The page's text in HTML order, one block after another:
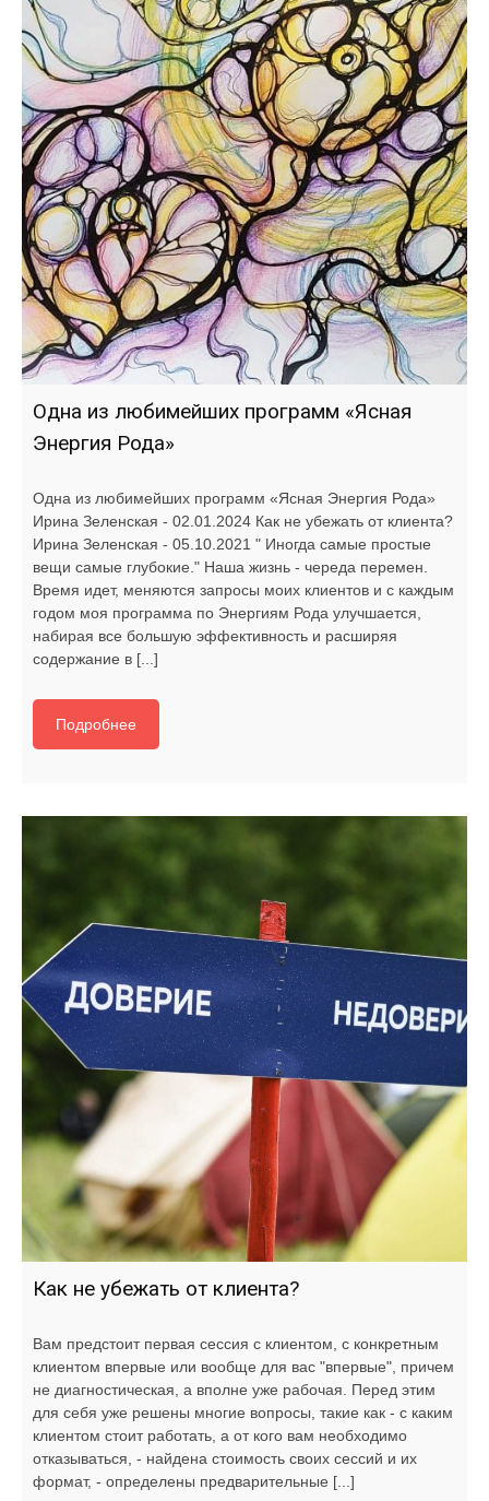
Одна из любимейших программ «Ясная
Энергия Рода»
Одна из любимейших программ «Ясная Энергия Рода»
Ирина Зеленская - 02.01.2024 Как не убежать от клиента?
Ирина Зеленская - 05.10.2021 " Иногда самые простые
вещи самые глубокие." Наша жизнь - череда перемен.
Время идет, меняются запросы моих клиентов и с каждым
годом моя программа по Энергиям Рода улучшается,
набирая все большую эффективность и расширяя
содержание в [...]
Подробнее
Как не убежать от клиента?
Вам предстоит первая сессия с клиентом, с конкретным
клиентом впервые или вообще для вас "впервые", причем
не диагностическая, а вполне уже рабочая. Перед этим
для себя уже решены многие вопросы, такие как - с каким
клиентом стоит работать, а от кого вам необходимо
отказываться, - найдена стоимость своих сессий и их
формат, - определены предварительные [...]